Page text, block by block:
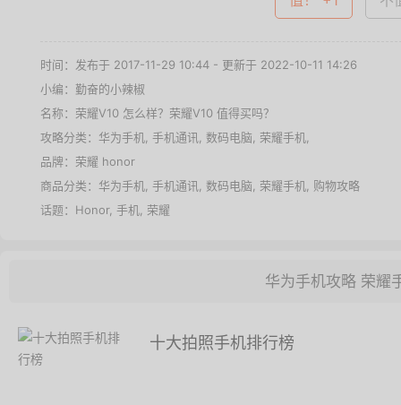
时间：发布于 2017-11-29 10:44 - 更新于 2022-10-11 14:26
小编：勤奋的小辣椒
名称： 荣耀V10 怎么样？荣耀V10 值得买吗？
攻略分类： 华为手机 手机通讯 数码电脑 荣耀手机
品牌： 荣耀 honor
商品分类： 华为手机 手机通讯 数码电脑 荣耀手机 购物攻略
话题： Honor, 手机 荣耀
华为手机攻略 荣耀
十大拍照手机排行榜